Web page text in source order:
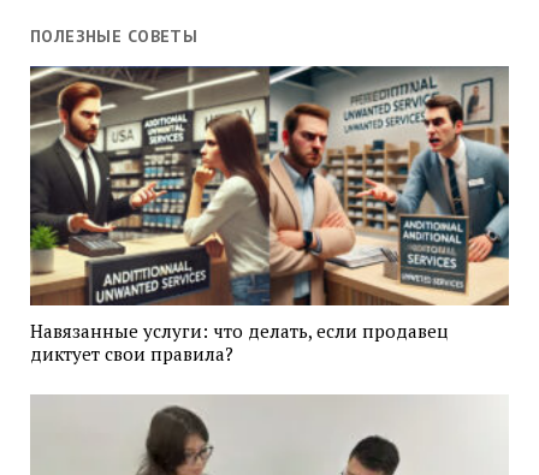
ПОЛЕЗНЫЕ СОВЕТЫ
Навязанные услуги: что делать, если продавец
диктует свои правила?